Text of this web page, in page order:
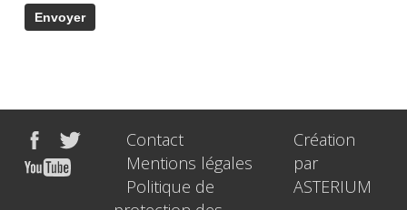
Contact
Mentions légales
Politique de
Création
par
ASTERIUM